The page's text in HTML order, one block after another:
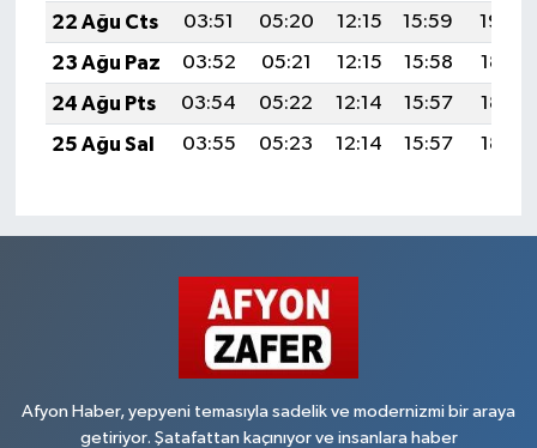
22 Ağu Cts
03:51 05:20 12:15 15:59
19:00
23 Ağu Paz
03:52 05:21 12:15 15:58
18:58
24 Ağu Pts
03:54 05:22 12:14 15:57
18:57
25 Ağu Sal
03:55 05:23 12:14 15:57 18:55
Afyon Haber, yepyeni temasıyla sadelik ve modernizmi bir araya
getiriyor. Şatafattan kaçınıyor ve insanlara haber